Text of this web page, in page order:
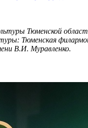
Тюменской
Тюменская
В.И. Муравленко.